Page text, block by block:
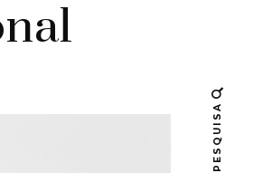
PESQUISA